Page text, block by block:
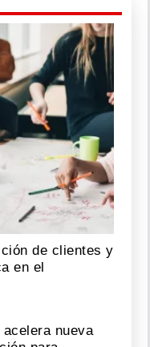
de clientes y
en el
acelera nueva